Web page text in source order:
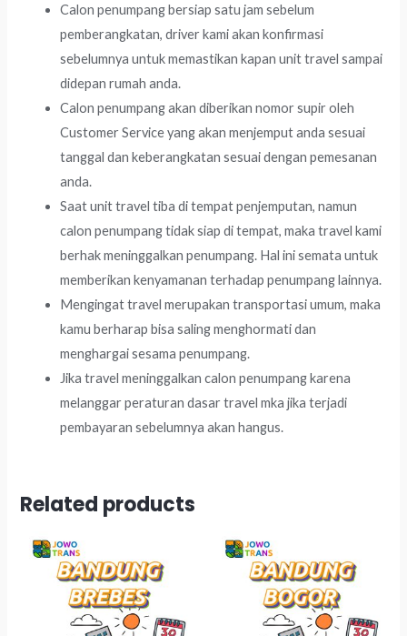
Calon penumpang bersiap satu jam sebelum
pemberangkatan, driver kami akan konfirmasi
sebelumnya untuk memastikan kapan unit travel sampai
didepan rumah anda.
Calon penumpang akan diberikan nomor supir oleh
Customer Service yang akan menjemput anda sesuai
tanggal dan keberangkatan sesuai dengan pemesanan
anda.
Saat unit travel tiba di tempat penjemputan, namun
calon penumpang tidak siap di tempat, maka travel kami
berhak meninggalkan penumpang. Hal ini semata untuk
memberikan kenyamanan terhadap penumpang lainnya.
Mengingat travel merupakan transportasi umum, maka
kamu berharap bisa saling menghormati dan
menghargai sesama penumpang.
Jika travel meninggalkan calon penumpang karena
melanggar peraturan dasar travel mka jika terjadi
pembayaran sebelumnya akan hangus.
Related products